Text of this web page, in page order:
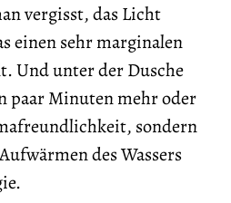
vergisst, das Licht
einen sehr marginalen
Und unter der Dusche
paar Minuten mehr oder
sondern
des Wassers